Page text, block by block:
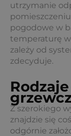
utrzymanie
pogodowe w
temperaturę
zależy od
zdecyduje.
Z szerokiego
znajdzie się
odgórnie